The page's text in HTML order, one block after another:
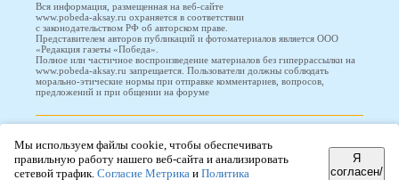
Вся информация, размещенная на веб-сайте
www.pobeda-aksay.ru охраняется в соответствии
с законодательством РФ об авторском праве.
Представителем авторов публикаций и фотоматериалов является ООО
«Редакция газеты «Победа».
Полное или частичное воспроизведение материалов без гиперрассылки на
www.pobeda-aksay.ru запрещается. Пользователи должны соблюдать
морально-этические нормы при отправке комментариев, вопросов,
предложений и при общении на форуме
Мы используем файлы cookie, чтобы обеспечивать
правильную работу нашего веб-сайта и анализировать
сетевой трафик. Согласие Метрика и Политика
Я
согласен/